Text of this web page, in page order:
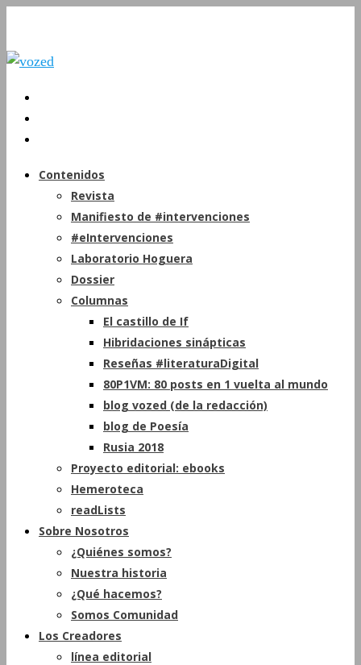
Contenidos
Revista
Manifiesto de #intervenciones
#eIntervenciones
Laboratorio Hoguera
Dossier
Columnas
El castillo de If
Hibridaciones sinápticas
Reseñas #literaturaDigital
80P1VM: 80 posts en 1 vuelta al mundo
blog vozed (de la redacción)
blog de Poesía
Rusia 2018
Proyecto editorial: ebooks
Hemeroteca
readLists
Sobre Nosotros
¿Quiénes somos?
Nuestra historia
¿Qué hacemos?
Somos Comunidad
Los Creadores
línea editorial